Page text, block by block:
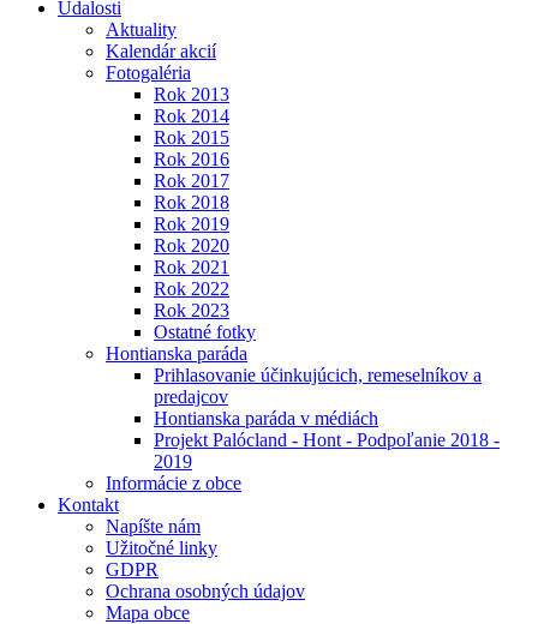
Udalosti
Aktuality
Kalendár akcií
Fotogaléria
Rok 2013
Rok 2014
Rok 2015
Rok 2016
Rok 2017
Rok 2018
Rok 2019
Rok 2020
Rok 2021
Rok 2022
Rok 2023
Ostatné fotky
Hontianska paráda
Prihlasovanie účinkujúcich, remeselníkov a
predajcov
Hontianska paráda v médiách
Projekt Palócland - Hont - Podpoľanie 2018 -
2019
Informácie z obce
Kontakt
Napíšte nám
Užitočné linky
GDPR
Ochrana osobných údajov
Mapa obce